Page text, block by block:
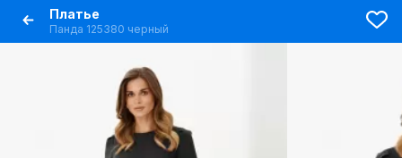
Платье
Панда 125380 черный